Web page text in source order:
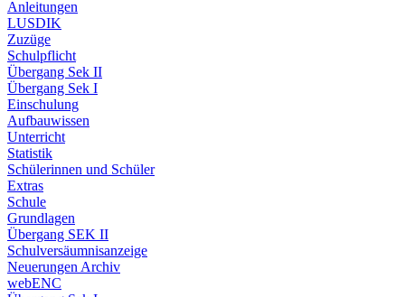
Anleitungen
LUSDIK
Zuzüge
Schulpflicht
Übergang Sek II
Übergang Sek I
Einschulung
Aufbauwissen
Unterricht
Statistik
Schülerinnen und Schüler
Extras
Schule
Grundlagen
Übergang SEK II
Schulversäumnisanzeige
Neuerungen Archiv
webENC